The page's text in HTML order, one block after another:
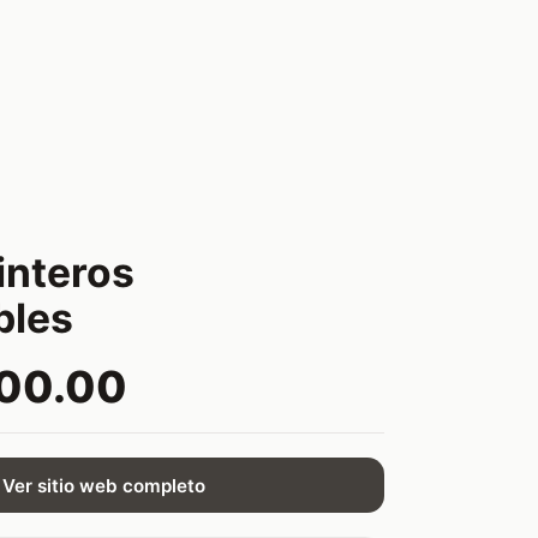
Ver sitio web completo